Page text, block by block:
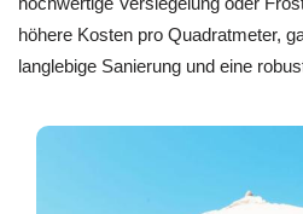
höhere Kosten pro Quadratmeter,
langlebige Sanierung und eine